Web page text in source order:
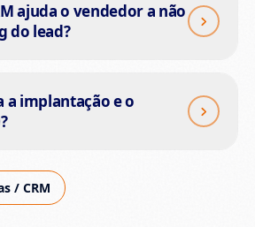
ajuda o vendedor a não
do lead?
a implantação e o
/ CRM